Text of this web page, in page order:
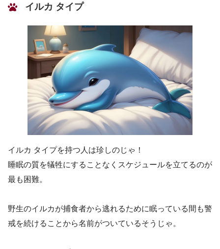
イルカ タイプ
イルカ タイプを持つ人は珍しのじゃ！
睡眠の質を犠牲にすることなくスケジュールを立てるのが
最も困難。
野生のイルカが捕食者から逃れるために眠っている間も警
戒を続けることから名前がついているそうじゃ。